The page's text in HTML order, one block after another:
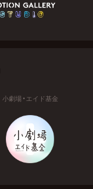
小劇場・エイド基金